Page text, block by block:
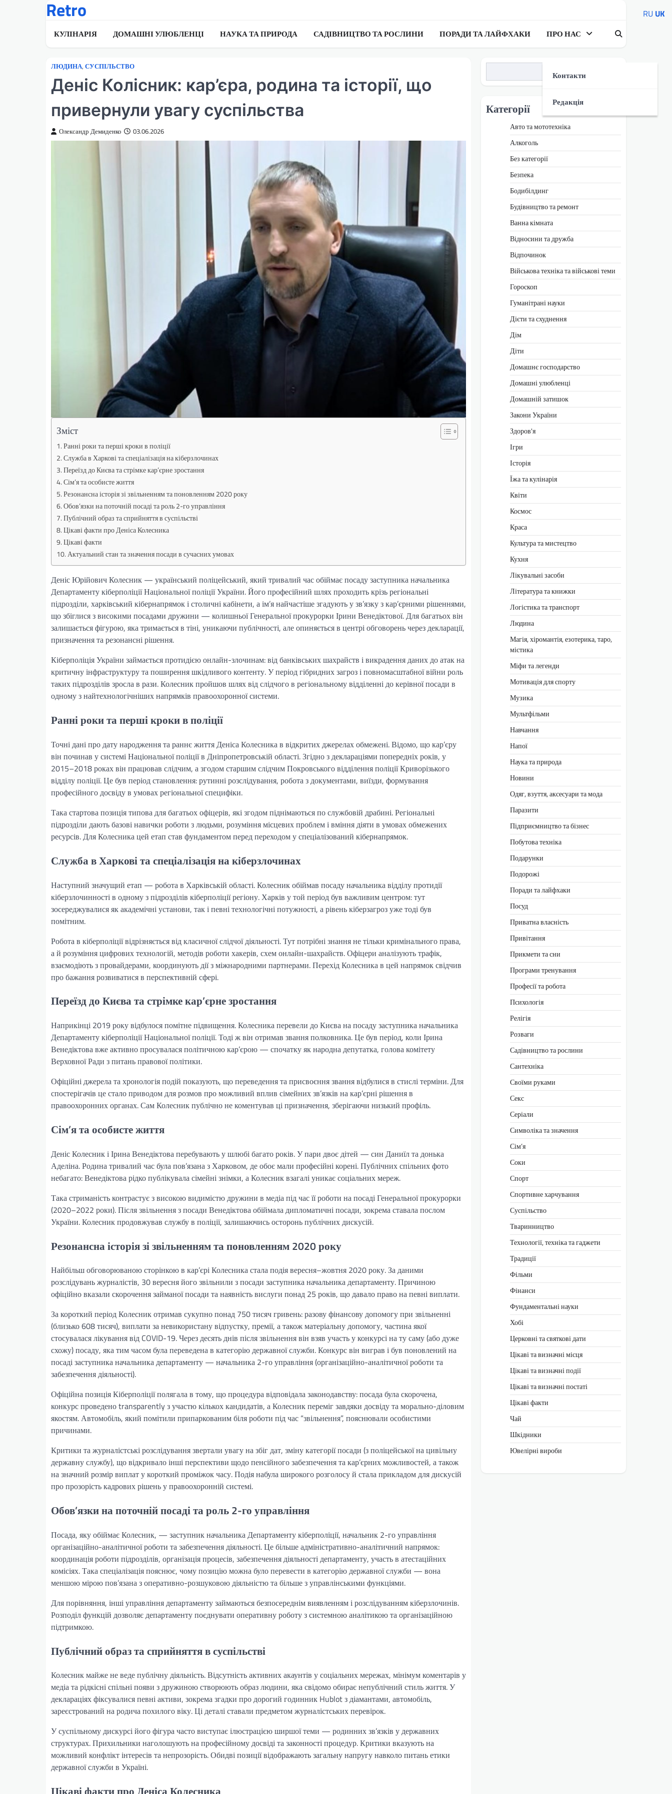
Retro
КУЛІНАРІЯ ДОМАШНІ УЛЮБЛЕНЦІ НАУКА ТА ПРИРОДА САДІВНИЦТВО ТА РОСЛИНИ ПОРАДИ ТА ЛАЙФХАКИ ПРО НАС
Контакти
Редакція
ЛЮДИНА, СУСПІЛЬСТВО
Деніс Колісник: кар’єра, родина та історії, що
привернули увагу суспільства
Олександр Демиденко 03.06.2026
Зміст
Ранні роки та перші кроки в поліції
Служба в Харкові та спеціалізація на кіберзлочинах
Переїзд до Києва та стрімке кар’єрне зростання
Сім’я та особисте життя
Резонансна історія зі звільненням та поновленням 2020 року
Обов’язки на поточній посаді та роль 2-го управління
Публічний образ та сприйняття в суспільстві
Цікаві факти про Деніса Колесника
Цікаві факти
Актуальний стан та значення посади в сучасних умовах
Деніс Юрійович Колесник — український поліцейський, який тривалий час обіймає посаду заступника начальника
Департаменту кіберполіції Національної поліції України. Його професійний шлях проходить крізь регіональні
підрозділи, харківський кібернапрямок і столичні кабінети, а ім’я найчастіше згадують у зв’язку з кар’єрними рішеннями,
що збіглися з високими посадами дружини — колишньої Генеральної прокурорки Ірини Венедіктової. Для багатьох він
залишається фігурою, яка тримається в тіні, уникаючи публічності, але опиняється в центрі обговорень через декларації,
призначення та резонансні рішення.
Кіберполіція України займається протидією онлайн-злочинам: від банківських шахрайств і викрадення даних до атак на
критичну інфраструктуру та поширення шкідливого контенту. У період гібридних загроз і повномасштабної війни роль
таких підрозділів зросла в рази. Колесник пройшов шлях від слідчого в регіональному відділенні до керівної посади в
одному з найтехнологічніших напрямків правоохоронної системи.
Ранні роки та перші кроки в поліції
Точні дані про дату народження та раннє життя Деніса Колесника в відкритих джерелах обмежені. Відомо, що кар’єру
він починав у системі Національної поліції в Дніпропетровській області. Згідно з деклараціями попередніх років, у
2015–2018 роках він працював слідчим, а згодом старшим слідчим Покровського відділення поліції Криворізького
відділу поліції. Це був період становлення: рутинні розслідування, робота з документами, виїзди, формування
професійного досвіду в умовах регіональної специфіки.
Така стартова позиція типова для багатьох офіцерів, які згодом піднімаються по службовій драбині. Регіональні
підрозділи дають базові навички роботи з людьми, розуміння місцевих проблем і вміння діяти в умовах обмежених
ресурсів. Для Колесника цей етап став фундаментом перед переходом у спеціалізований кібернапрямок.
Служба в Харкові та спеціалізація на кіберзлочинах
Наступний значущий етап — робота в Харківській області. Колесник обіймав посаду начальника відділу протидії
кіберзлочинності в одному з підрозділів кіберполіції регіону. Харків у той період був важливим центром: тут
зосереджувалися як академічні установи, так і певні технологічні потужності, а рівень кіберзагроз уже тоді був
помітним.
Робота в кіберполіції відрізняється від класичної слідчої діяльності. Тут потрібні знання не тільки кримінального права,
а й розуміння цифрових технологій, методів роботи хакерів, схем онлайн-шахрайств. Офіцери аналізують трафік,
взаємодіють з провайдерами, координують дії з міжнародними партнерами. Перехід Колесника в цей напрямок свідчив
про бажання розвиватися в перспективній сфері.
Переїзд до Києва та стрімке кар’єрне зростання
Наприкінці 2019 року відбулося помітне підвищення. Колесника перевели до Києва на посаду заступника начальника
Департаменту кіберполіції Національної поліції. Тоді ж він отримав звання полковника. Це був період, коли Ірина
Венедіктова вже активно просувалася політичною кар’єрою — спочатку як народна депутатка, голова комітету
Верховної Ради з питань правової політики.
Офіційні джерела та хронологія подій показують, що переведення та присвоєння звання відбулися в стислі терміни. Для
спостерігачів це стало приводом для розмов про можливий вплив сімейних зв’язків на кар’єрні рішення в
правоохоронних органах. Сам Колесник публічно не коментував ці призначення, зберігаючи низький профіль.
Сім’я та особисте життя
Деніс Колесник і Ірина Венедіктова перебувають у шлюбі багато років. У пари двоє дітей — син Даниїл та донька
Аделіна. Родина тривалий час була пов’язана з Харковом, де обоє мали професійні корені. Публічних спільних фото
небагато: Венедіктова рідко публікувала сімейні знімки, а Колесник взагалі уникає соціальних мереж.
Така стриманість контрастує з високою видимістю дружини в медіа під час її роботи на посаді Генеральної прокурорки
(2020–2022 роки). Після звільнення з посади Венедіктова обіймала дипломатичні посади, зокрема ставала послом
України. Колесник продовжував службу в поліції, залишаючись осторонь публічних дискусій.
Резонансна історія зі звільненням та поновленням 2020 року
Найбільш обговорюваною сторінкою в кар’єрі Колесника стала подія вересня–жовтня 2020 року. За даними
розслідувань журналістів, 30 вересня його звільнили з посади заступника начальника департаменту. Причиною
офіційно вказали скорочення займаної посади та наявність вислуги понад 25 років, що давало право на певні виплати.
За короткий період Колесник отримав сукупно понад 750 тисяч гривень: разову фінансову допомогу при звільненні
(близько 608 тисяч), виплати за невикористану відпустку, премії, а також матеріальну допомогу, частина якої
стосувалася лікування від COVID-19. Через десять днів після звільнення він взяв участь у конкурсі на ту саму (або дуже
схожу) посаду, яка тим часом була переведена в категорію державної служби. Конкурс він виграв і був поновлений на
посаді заступника начальника департаменту — начальника 2-го управління (організаційно-аналітичної роботи та
забезпечення діяльності).
Офіційна позиція Кіберполіції полягала в тому, що процедура відповідала законодавству: посада була скорочена,
конкурс проведено transparently з участю кількох кандидатів, а Колесник переміг завдяки досвіду та морально-діловим
якостям. Автомобіль, який помітили припаркованим біля роботи під час “звільнення”, пояснювали особистими
причинами.
Критики та журналістські розслідування звертали увагу на збіг дат, зміну категорії посади (з поліцейської на цивільну
державну службу), що відкривало інші перспективи щодо пенсійного забезпечення та кар’єрних можливостей, а також
на значний розмір виплат у короткий проміжок часу. Подія набула широкого розголосу й стала прикладом для дискусій
про прозорість кадрових рішень у правоохоронній системі.
Обов’язки на поточній посаді та роль 2-го управління
Посада, яку обіймає Колесник, — заступник начальника Департаменту кіберполіції, начальник 2-го управління
організаційно-аналітичної роботи та забезпечення діяльності. Це більше адміністративно-аналітичний напрямок:
координація роботи підрозділів, організація процесів, забезпечення діяльності департаменту, участь в атестаційних
комісіях. Така спеціалізація пояснює, чому позицію можна було перевести в категорію державної служби — вона
меншою мірою пов’язана з оперативно-розшуковою діяльністю та більше з управлінськими функціями.
Для порівняння, інші управління департаменту займаються безпосереднім виявленням і розслідуванням кіберзлочинів.
Розподіл функцій дозволяє департаменту поєднувати оперативну роботу з системною аналітикою та організаційною
підтримкою.
Публічний образ та сприйняття в суспільстві
Колесник майже не веде публічну діяльність. Відсутність активних акаунтів у соціальних мережах, мінімум коментарів у
медіа та рідкісні спільні появи з дружиною створюють образ людини, яка свідомо обирає непублічний стиль життя. У
деклараціях фіксувалися певні активи, зокрема згадки про дорогий годинник Hublot з діамантами, автомобіль,
зареєстрований на родича похилого віку. Ці деталі ставали предметом журналістських перевірок.
У суспільному дискурсі його фігура часто виступає ілюстрацією ширшої теми — родинних зв’язків у державних
структурах. Прихильники наголошують на професійному досвіді та законності процедур. Критики вказують на
можливий конфлікт інтересів та непрозорість. Обидві позиції відображають загальну напругу навколо питань етики
державної служби в Україні.
Категорії
Авто та мототехніка
Алкоголь
Без категорії
Безпека
Бодибілдинг
Будівництво та ремонт
Ванна кімната
Відносини та дружба
Відпочинок
Військова техніка та військові теми
Гороскоп
Гуманітрані науки
Дієти та схуднення
Дім
Діти
Домашнє господарство
Домашні улюбленці
Домашній затишок
Закони України
Здоров'я
Ігри
Історія
Їжа та кулінарія
Квіти
Космос
Краса
Культура та мистецтво
Кухня
Лікувальні засоби
Література та книжки
Логістика та транспорт
Людина
Магія, хіромантія, езотерика, таро,
містика
Міфи та легенди
Мотивація для спорту
Музика
Мультфільми
Навчання
Напої
Наука та природа
Новини
Одяг, взуття, аксесуари та мода
Паразити
Підприємництво та бізнес
Побутова техніка
Подарунки
Подорожі
Поради та лайфхаки
Посуд
Приватна власність
Привітання
Прикмети та сни
Програми тренування
Професії та робота
Психологія
Релігія
Розваги
Садівництво та рослини
Сантехніка
Своїми руками
Секс
Серіали
Символіка та значення
Сім’я
Соки
Спорт
Спортивне харчування
Суспільство
Тваринництво
Технології, техніка та гаджети
Традиції
Фільми
Фінанси
Фундаментальні науки
Хобі
Церковні та святкові дати
Цікаві та визначні місця
Цікаві та визначні події
Цікаві та визначні постаті
Цікаві факти
Чай
Шкідники
Ювелірні вироби
RU UK